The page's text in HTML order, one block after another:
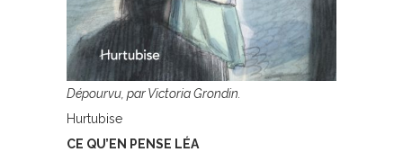
Dépourvu, par Victoria Grondin.
Hurtubise
CE QU’EN PENSE LÉA